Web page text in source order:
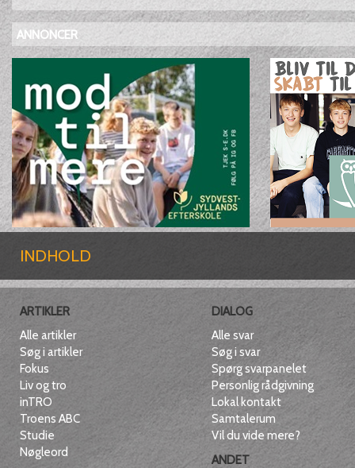
ANNONCER
INDHOLD
ARTIKLER
Alle artikler
Søg i artikler
Fokus
Liv og tro
inTRO
Troens ABC
Studie
Nøgleord
DIALOG
Alle svar
Søg i svar
Spørg svarpanelet
Personlig rådgivning
Lokal kontakt
Samtalerum
Vil du vide mere?
ANDET